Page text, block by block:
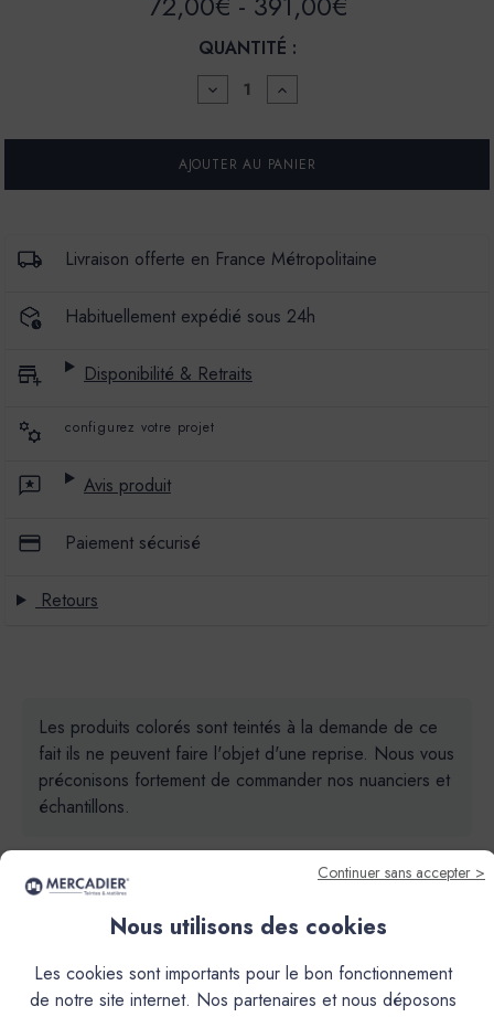
QUANTITÉ :
DIMINUER
LA
POUR
LA
-
BRILLANT
-
AUGMENTER
LA
POUR
LA
-
BRILLANT
-
Livraison offerte en France Métropolitaine
Habituellement expédié sous 24h
Disponibilité & Retraits
configurez votre projet
Avis produit
Paiement sécurisé
Retours
Les produits colorés sont teintés à la demande de ce
fait ils ne peuvent faire l'objet d'une reprise. Nous vous
préconisons fortement de commander nos nuanciers et
échantillons.
Descriptif
Continuer sans accepter >
Nous utilisons des cookies
Les cookies sont importants pour le bon fonctionnement
de notre site internet. Nos partenaires et nous déposons